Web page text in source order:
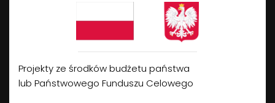
Projekty ze środków budżetu państwa
lub Państwowego Funduszu Celowego